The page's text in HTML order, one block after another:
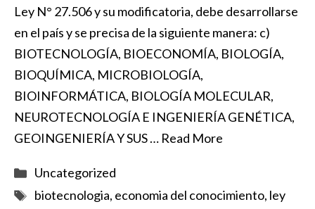
Ley N° 27.506 y su modificatoria, debe desarrollarse
en el país y se precisa de la siguiente manera: c)
BIOTECNOLOGÍA, BIOECONOMÍA, BIOLOGÍA,
BIOQUÍMICA, MICROBIOLOGÍA,
BIOINFORMÁTICA, BIOLOGÍA MOLECULAR,
NEUROTECNOLOGÍA E INGENIERÍA GENÉTICA,
GEOINGENIERÍA Y SUS … Read More
Categorías
Uncategorized
Etiquetas
biotecnologia, economia del conocimiento, ley